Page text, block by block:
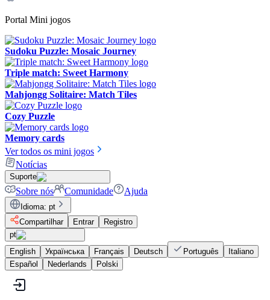
Portal Mini jogos
Sudoku Puzzle: Mosaic Journey
Triple match: Sweet Harmony
Mahjongg Solitaire: Match Tiles
Cozy Puzzle
Memory cards
Ver todos os mini jogos
Notícias
Suporte
Sobre nós Comunidade Ajuda
Idioma: pt
Compartilhar
Entrar
Registro
pt
English
Українська Français Deutsch Português
Italiano
Español
Nederlands Polski